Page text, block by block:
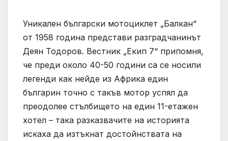
Уникален български мотоциклет „Балкан“
от 1958 година представи разградчанинът
Деян Тодоров. Вестник „Екип 7“ припомня,
че преди около 40-50 години са се носили
легенди как нейде из Африка един
българин точно с такъв мотор успял да
преодолее стълбището на един 11-етажен
хотел – така разказвачите на историята
искаха да изтъкнат достойнствата на